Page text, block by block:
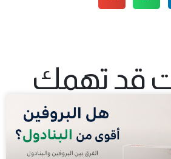
قد تهمك